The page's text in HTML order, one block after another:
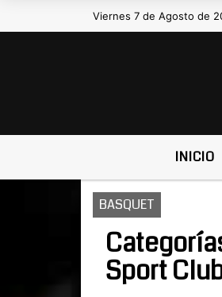
Viernes 7 de Agosto de
Hoy es
INICIO
BASQUET
Sport